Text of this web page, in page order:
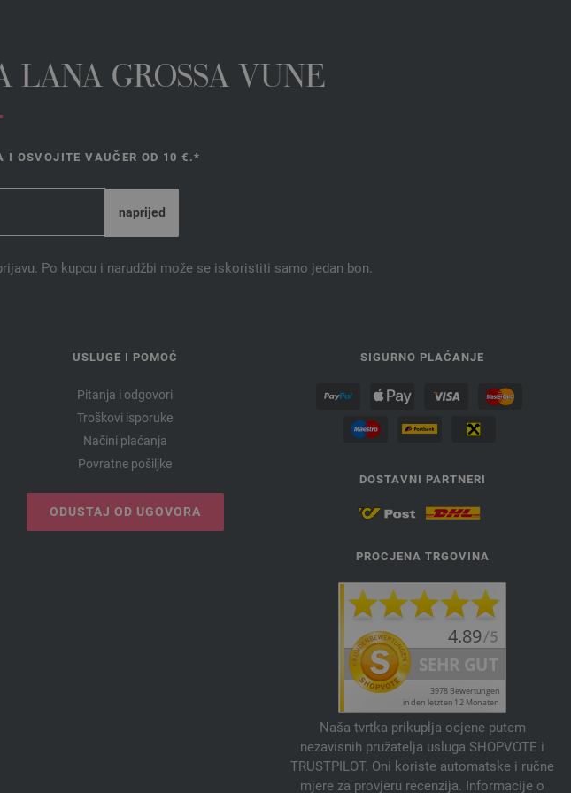
LANA GROSSA VUNE
I OSVOJITE VAUČER OD 10 €.*
Po kupcu i narudžbi može se iskoristiti samo jedan bon.
USLUGE I POMOĆ
Pitanja i odgovori
Troškovi isporuke
Načini plaćanja
Povratne pošiljke
ODUSTAJ OD UGOVORA
SIGURNO PLAĆANJE
DOSTAVNI PARTNERI
PROCJENA TRGOVINA
Naša tvrtka prikuplja ocjene putem
nezavisnih pružatelja usluga SHOPVOTE i
TRUSTPILOT. Oni koriste automatske i ručne
mjere za provjeru recenzija. Informacije o